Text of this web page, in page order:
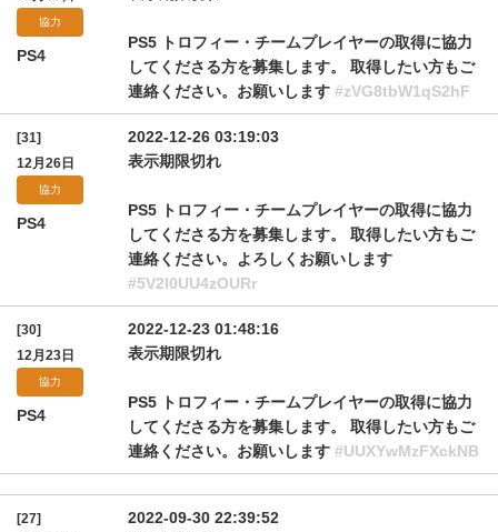
協力
PS4
PS5 トロフィー・チームプレイヤーの取得に協力
してくださる方を募集します。 取得したい方もご
連絡ください。お願いします #zVG8tbW1qS2hF
[31]
12月26日
協力
PS4
2022-12-26 03:19:03
表示期限切れ
PS5 トロフィー・チームプレイヤーの取得に協力
してくださる方を募集します。 取得したい方もご
連絡ください。よろしくお願いします
#5V2l0UU4zOURr
[30]
12月23日
協力
PS4
2022-12-23 01:48:16
表示期限切れ
PS5 トロフィー・チームプレイヤーの取得に協力
してくださる方を募集します。 取得したい方もご
連絡ください。お願いします #UUXYwMzFXckNB
[27]
2022-09-30 22:39:52